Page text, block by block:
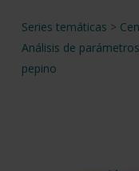
Series temáticas >
Análisis de
pepino